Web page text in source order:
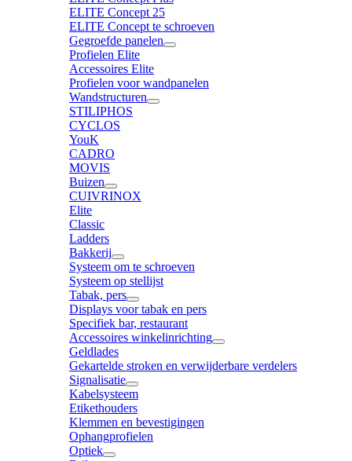
ELITE Concept 25
ELITE Concept te schroeven
Gegroefde panelen
Profielen Elite
Accessoires Elite
Profielen voor wandpanelen
Wandstructuren
STILIPHOS
CYCLOS
YouK
CADRO
MOVIS
Buizen
CUIVRINOX
Elite
Classic
Ladders
Bakkerij
Systeem om te schroeven
Systeem op stellijst
Tabak, pers
Displays voor tabak en pers
Specifiek bar, restaurant
Accessoires winkelinrichting
Geldlades
Gekartelde stroken en verwijderbare verdelers
Signalisatie
Kabelsysteem
Etikethouders
Klemmen en bevestigingen
Ophangprofielen
Optiek